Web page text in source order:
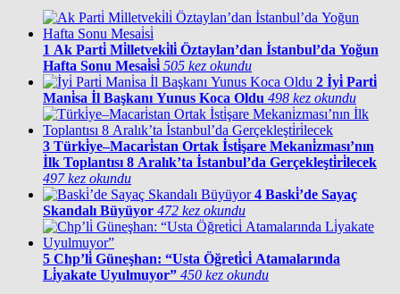
1 Ak Parti̇ Mi̇lletveki̇li̇ Öztaylan’dan İstanbul’da Yoğun
Hafta Sonu Mesai̇si̇ 505 kez okundu
2 İyi̇ Parti̇
Mani̇sa İl Başkanı Yunus Koca Oldu 498 kez okundu
3 Türki̇ye–Macari̇stan Ortak İsti̇şare Mekani̇zması’nın
İlk Toplantısı 8 Aralık’ta İstanbul’da Gerçekleşti̇ri̇lecek
497 kez okundu
4 Baski̇’de Sayaç
Skandalı Büyüyor 472 kez okundu
5 Chp’li̇ Güneşhan: “Usta Öğreti̇ci̇ Atamalarında
Li̇yakate Uyulmuyor” 450 kez okundu